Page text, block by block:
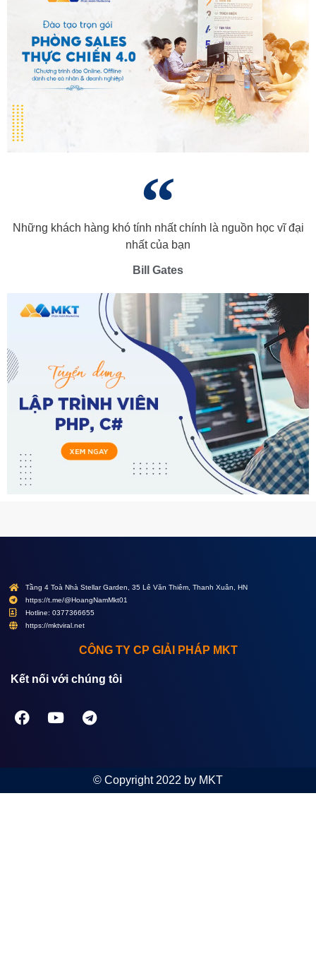
Những khách hàng khó tính nhất chính là nguồn học vĩ đại
nhất của bạn
Bill Gates
Tầng 4 Toà Nhà Stellar Garden, 35 Lê Văn Thiêm, Thanh Xuân, HN
https://t.me/@HoangNamMkt01
Hotline: 0377366655
https://mktviral.net
CÔNG TY CP GIẢI PHÁP MKT
Kết nối với chúng tôi
© Copyright 2022 by MKT